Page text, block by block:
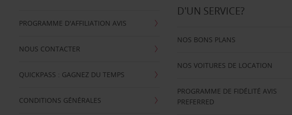
PROGRAMME D'AFFILIATION AVIS
NOUS CONTACTER
QUICKPASS : GAGNEZ DU TEMPS
CONDITIONS GÉNÉRALES
D'UN SERVICE?
NOS BONS PLANS
NOS VOITURES DE LOCATION
PROGRAMME DE FIDÉLITÉ AVIS
PREFERRED